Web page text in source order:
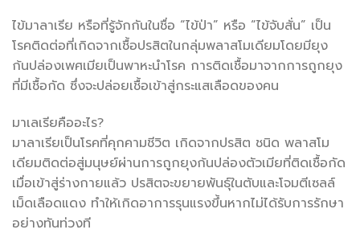
ไข้มาลาเรีย หรือที่รู้จักกันในชื่อ “ไข้ป่า” หรือ “ไข้จับสั่น” เป็น
โรคติดต่อที่เกิดจากเชื้อปรสิตในกลุ่มพลาสโมเดียมโดยมียุง
ก้นปล่องเพศเมียเป็นพาหะนำโรค การติดเชื้อมาจากการถูกยุง
ที่มีเชื้อกัด ซึ่งจะปล่อยเชื้อเข้าสู่กระแสเลือดของคน
มาเลเรียคืออะไร?
มาลาเรียเป็นโรคที่คุกคามชีวิต เกิดจากปรสิต ชนิด พลาสโม
เดียมติดต่อสู่มนุษย์ผ่านการถูกยุงก้นปล่องตัวเมียที่ติดเชื้อกัด
เมื่อเข้าสู่ร่างกายแล้ว ปรสิตจะขยายพันธุ์ในตับและโจมตีเซลล์
เม็ดเลือดแดง ทำให้เกิดอาการรุนแรงขึ้นหากไม่ได้รับการรักษา
อย่างทันท่วงที